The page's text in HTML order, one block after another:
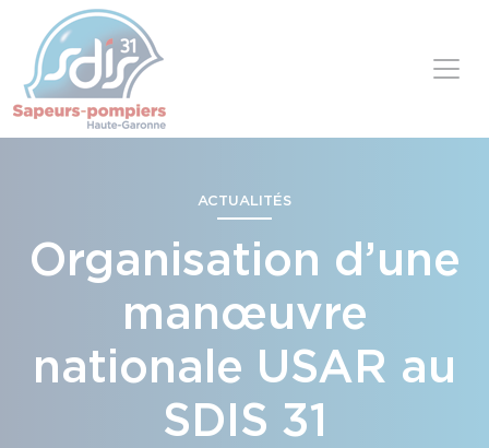
ACTUALITÉS
Organisation d’une
manœuvre
nationale USAR au
SDIS 31
Panneau de gestion des cookies